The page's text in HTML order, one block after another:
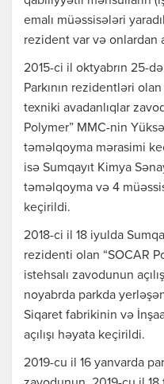
emalı müəssisələri
rezident var və onlardan
2015-ci il oktyabrın 25-
Parkının rezidentləri
texniki avadanlıqlar
Polymer” MMC-nin
təməlqoyma mərasimi
isə Sumqayıt Kimya
təməlqoyma və 4
keçirildi.
2018-ci il 18 iyulda
rezidenti olan “SOCAR
istehsalı zavodunun
noyabrda parkda
Siqaret fabrikinin və
açılışı həyata keçirildi.
2019-cu il 16 yanvarda